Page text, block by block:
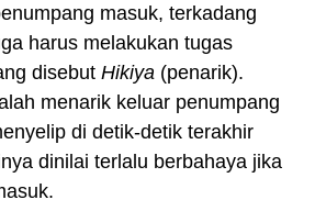
masuk, terkadang
harus melakukan tugas
disebut Hikiya (penarik).
menarik keluar penumpang
di detik-detik terakhir
dinilai terlalu berbahaya jika